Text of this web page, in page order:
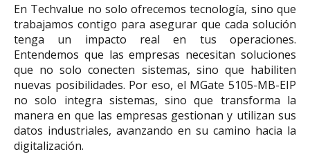
En Techvalue no solo ofrecemos tecnología, sino que
trabajamos contigo para asegurar que cada solución
tenga un impacto real en tus operaciones.
Entendemos que las empresas necesitan soluciones
que no solo conecten sistemas, sino que habiliten
nuevas posibilidades. Por eso, el MGate 5105-MB-EIP
no solo integra sistemas, sino que transforma la
manera en que las empresas gestionan y utilizan sus
datos industriales, avanzando en su camino hacia la
digitalización.